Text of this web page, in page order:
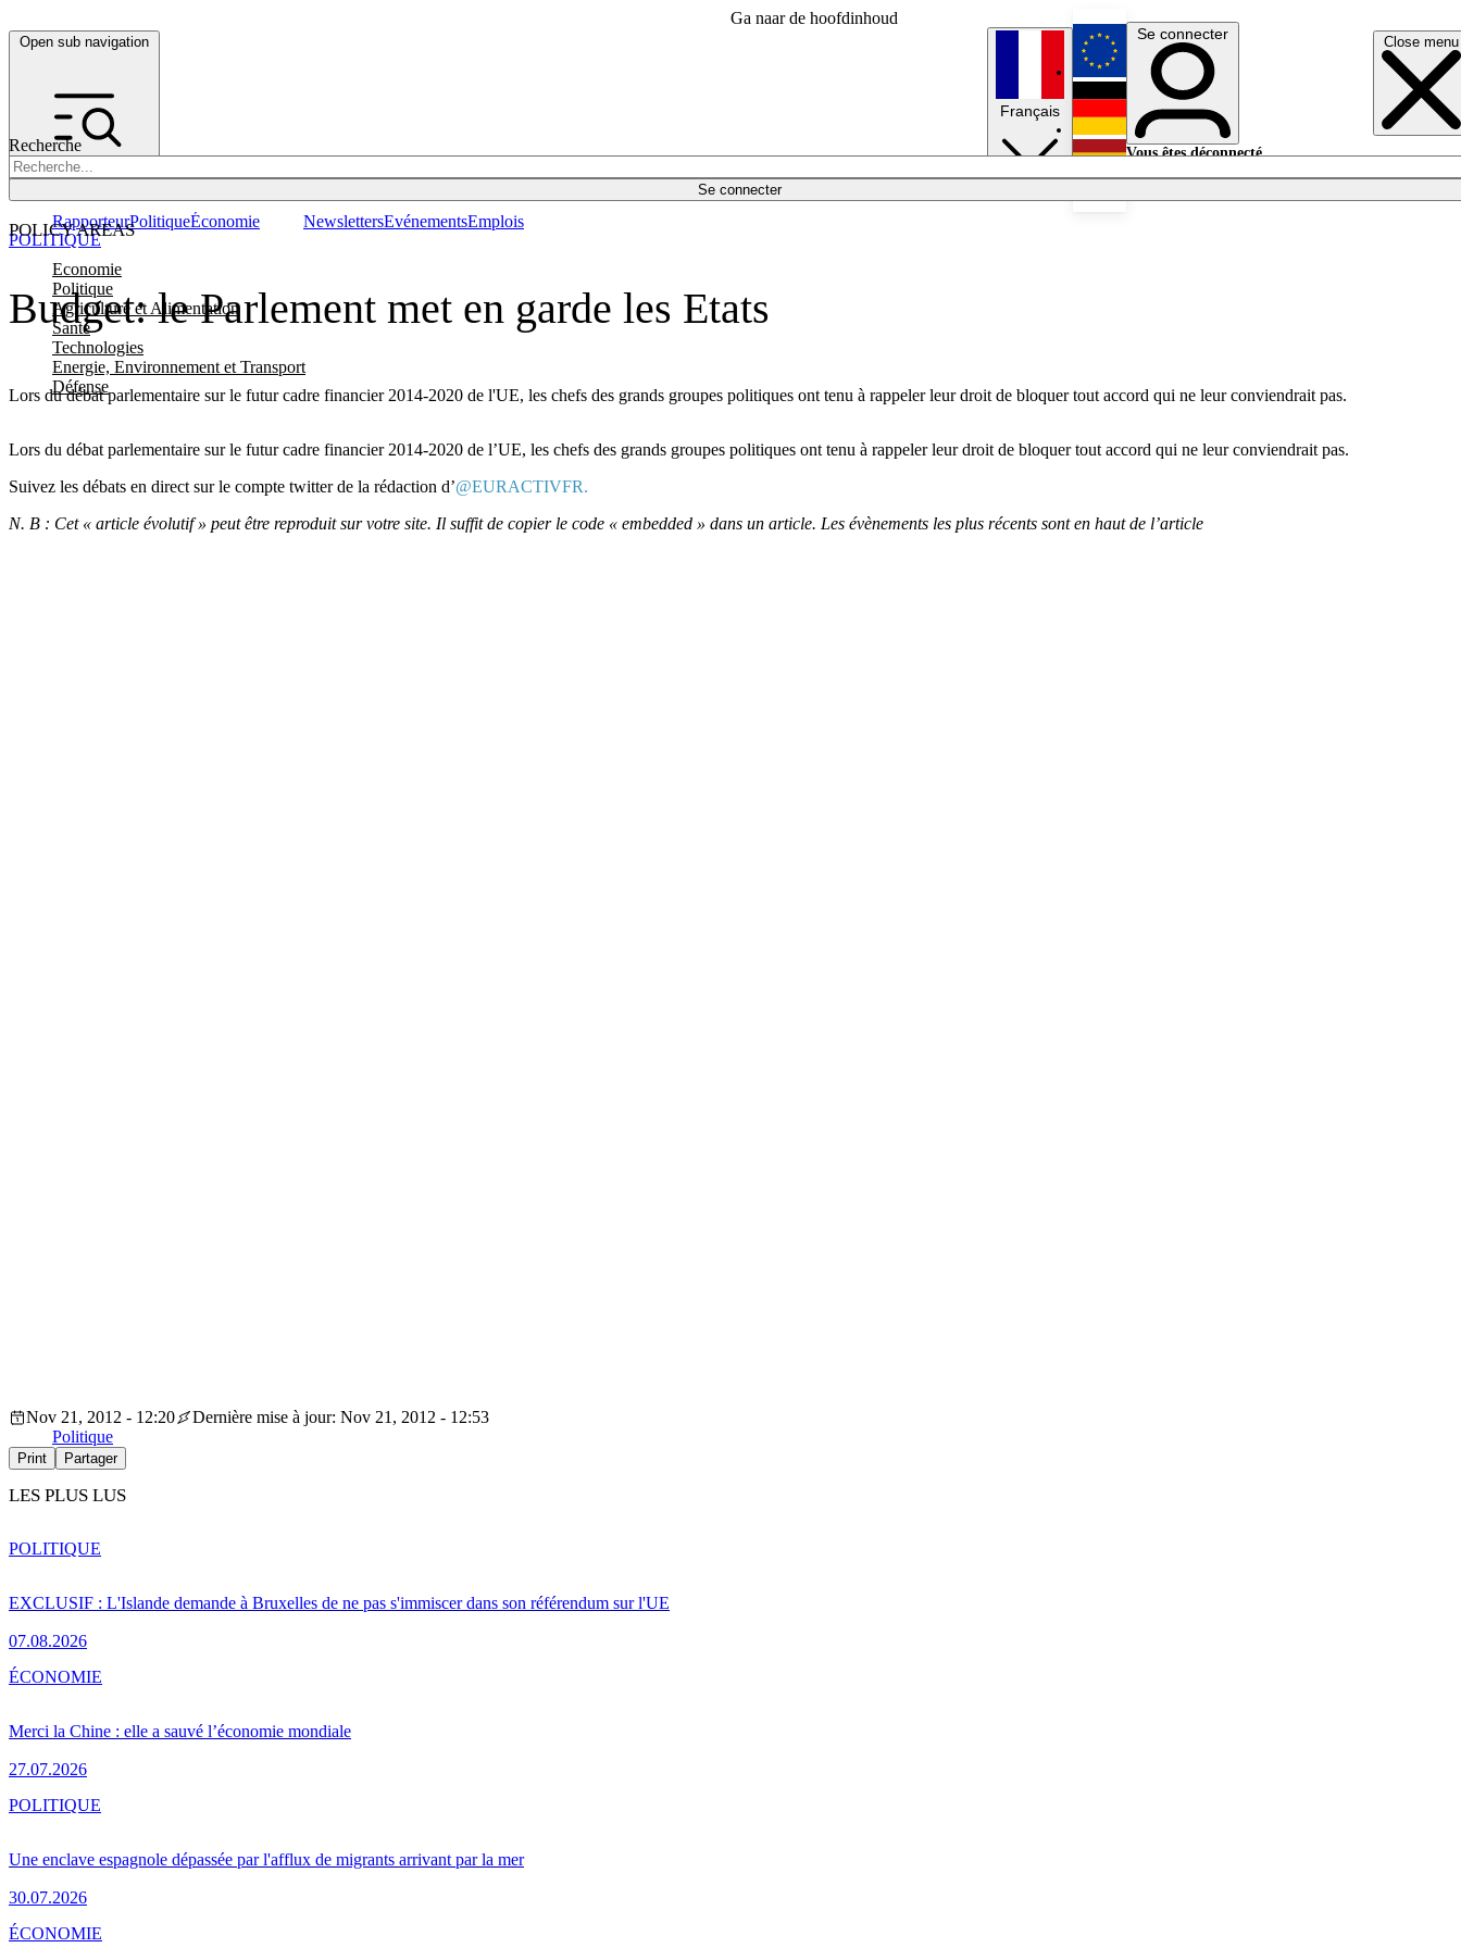
Ga naar de hoofdinhoud
Open sub navigation Close menu
Recherche
Se connecter
POLICY AREAS
Economie
Politique
Agriculture et Alimentation
Santé
Technologies
Energie, Environnement et Transport
Défense
RapporteurPolitiqueÉconomie NewslettersEvénementsEmplois
Français
English
Deutsch
Se connecter
Vous êtes déconnecté.
Budget: le Parlement met en garde les Etats
Lors du débat parlementaire sur le futur cadre financier 2014-2020 de l'UE, les chefs des grands groupes politiques ont tenu à rappeler leur droit de bloquer tout accord qui ne leur conviendrait pas.
POLITIQUE
Lors du débat parlementaire sur le futur cadre financier 2014-2020 de l’UE, les chefs des grands groupes politiques ont tenu à rappeler leur droit de bloquer tout accord qui ne leur conviendrait pas.
Suivez les débats en direct sur le compte twitter de la rédaction d’@EURACTIVFR.
N. B : Cet « article évolutif » peut être reproduit sur votre site. Il suffit de copier le code « embedded » dans un article. Les évènements les plus récents sont en haut de l’article
Nov 21, 2012 - 12:20
Dernière mise à jour: Nov 21, 2012 - 12:53
Politique
Print Partager
LES PLUS LUS
EXCLUSIF : L'Islande demande à Bruxelles de ne pas s'immiscer dans son référendum sur l'UE
07.08.2026
POLITIQUE
Merci la Chine : elle a sauvé l’économie mondiale
27.07.2026
ÉCONOMIE
Une enclave espagnole dépassée par l'afflux de migrants arrivant par la mer
30.07.2026
POLITIQUE
ÉCONOMIE